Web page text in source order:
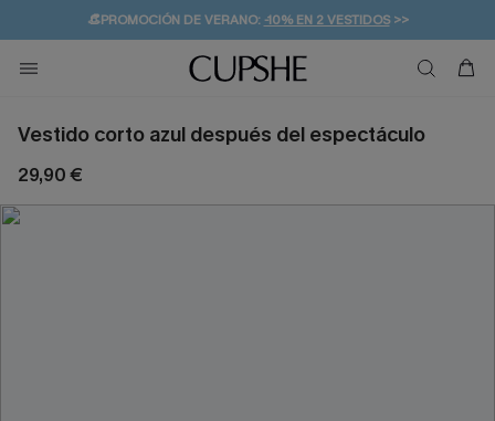
👒PROMOCIÓN DE VERANO:-10% EN 2 VESTIDOS>>
💌¡SUSCRIBIRSE & GANAR -10% EXTRA!
🚚ENVÍO GRATUITO A PARTIR DE 49 € >>
Vestido corto azul después del espectáculo
29,90 €